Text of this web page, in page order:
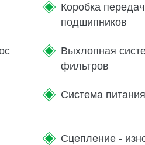
Коробка
подшипников
Выхлопная
фильтров
Система
Сцепление -